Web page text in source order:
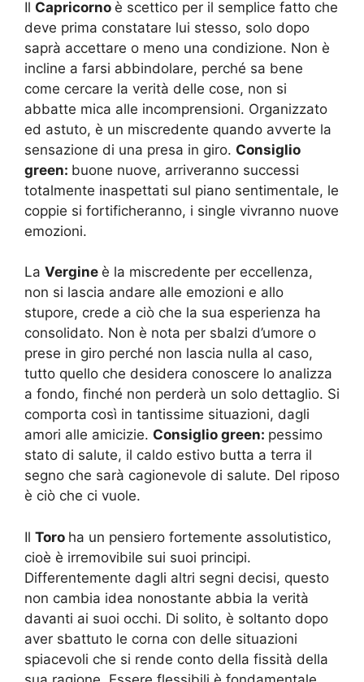
Il Capricorno è scettico per il semplice fatto che
deve prima constatare lui stesso, solo dopo
saprà accettare o meno una condizione. Non è
incline a farsi abbindolare, perché sa bene
come cercare la verità delle cose, non si
abbatte mica alle incomprensioni. Organizzato
ed astuto, è un miscredente quando avverte la
sensazione di una presa in giro. Consiglio
green: buone nuove, arriveranno successi
totalmente inaspettati sul piano sentimentale, le
coppie si fortificheranno, i single vivranno nuove
emozioni.
La Vergine è la miscredente per eccellenza,
non si lascia andare alle emozioni e allo
stupore, crede a ciò che la sua esperienza ha
consolidato. Non è nota per sbalzi d’umore o
prese in giro perché non lascia nulla al caso,
tutto quello che desidera conoscere lo analizza
a fondo, finché non perderà un solo dettaglio. Si
comporta così in tantissime situazioni, dagli
amori alle amicizie. Consiglio green: pessimo
stato di salute, il caldo estivo butta a terra il
segno che sarà cagionevole di salute. Del riposo
è ciò che ci vuole.
Il Toro ha un pensiero fortemente assolutistico,
cioè è irremovibile sui suoi principi.
Differentemente dagli altri segni decisi, questo
non cambia idea nonostante abbia la verità
davanti ai suoi occhi. Di solito, è soltanto dopo
aver sbattuto le corna con delle situazioni
spiacevoli che si rende conto della fissità della